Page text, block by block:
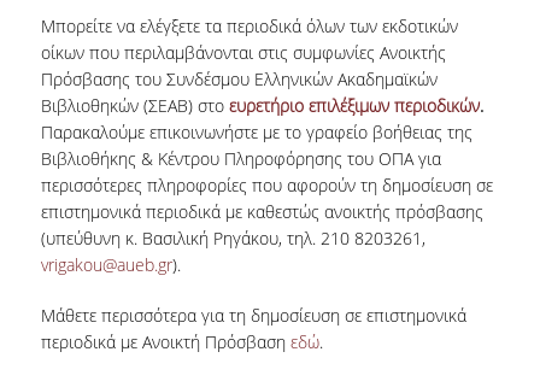
Μπορείτε να ελέγξετε τα περιοδικά όλων των εκδοτικών
οίκων που περιλαμβάνονται στις συμφωνίες Ανοικτής
Πρόσβασης του Συνδέσμου Ελληνικών Ακαδημαϊκών
Βιβλιοθηκών (ΣΕΑΒ) στο ευρετήριο επιλέξιμων περιοδικών.
Παρακαλούμε επικοινωνήστε με το γραφείο βοήθειας της
Βιβλιοθήκης & Κέντρου Πληροφόρησης του ΟΠΑ για
περισσότερες πληροφορίες που αφορούν τη δημοσίευση σε
επιστημονικά περιοδικά με καθεστώς ανοικτής πρόσβασης
(υπεύθυνη κ. Βασιλική Ρηγάκου, τηλ. 210 8203261,
vrigakou@aueb.gr).
Μάθετε περισσότερα για τη δημοσίευση σε επιστημονικά
περιοδικά με Ανοικτή Πρόσβαση εδώ.